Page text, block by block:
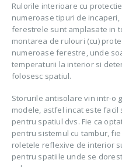
Rulorile interioare cu
numeroase tipuri de
ferestrele sunt amplasate in
montarea de rulouri (cu)
numeroase ferestre, unde
temperaturii la interior si
folosesc spatiul.
Storurile antisolare vin intr-o
modele, astfel incat este
pentru spatiul dvs. Fie ca
pentru sistemul cu tambur,
roletele reflexive de interior
pentru spatiile unde se